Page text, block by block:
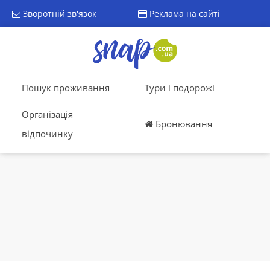
Зворотній зв'язок Реклама на сайті
Пошук проживання Тури і подорожі
Організація
відпочинку
Бронювання